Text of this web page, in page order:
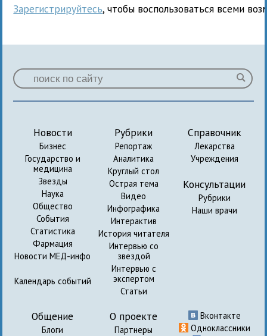
Зарегистрируйтесь, чтобы воспользоваться всеми
Новости
Бизнес
Государство и
медицина
Звезды
Наука
Общество
События
Статистика
Фармация
Новости МЕД-инфо
Календарь событий
Рубрики
Репортаж
Аналитика
Круглый стол
Острая тема
Видео
Инфографика
Интерактив
История читателя
Интервью со
звездой
Интервью с
экспертом
Статьи
Справочник
Лекарства
Учреждения
Консультации
Рубрики
Наши врачи
Общение
Блоги
О проекте
Партнеры
Вконтакте
Одноклассники